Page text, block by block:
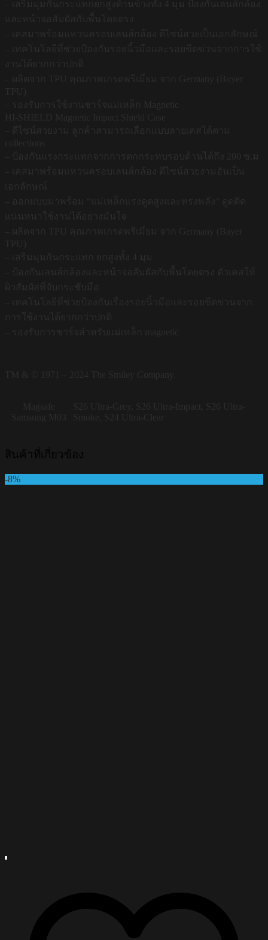
สินค้าที่เกี่ยวข้อง
-8%